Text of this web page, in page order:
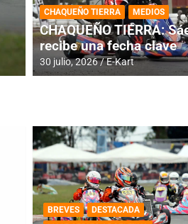
RMC BUENOS
histórica en
4 agosto, 2026 E-Kart
CHAQUEÑO TIERRA MEDIOS
CHAQUEÑO TIERRA:
recibe una fecha clave
30 julio, 2026 E-Kart
BREVES
DESTACADA